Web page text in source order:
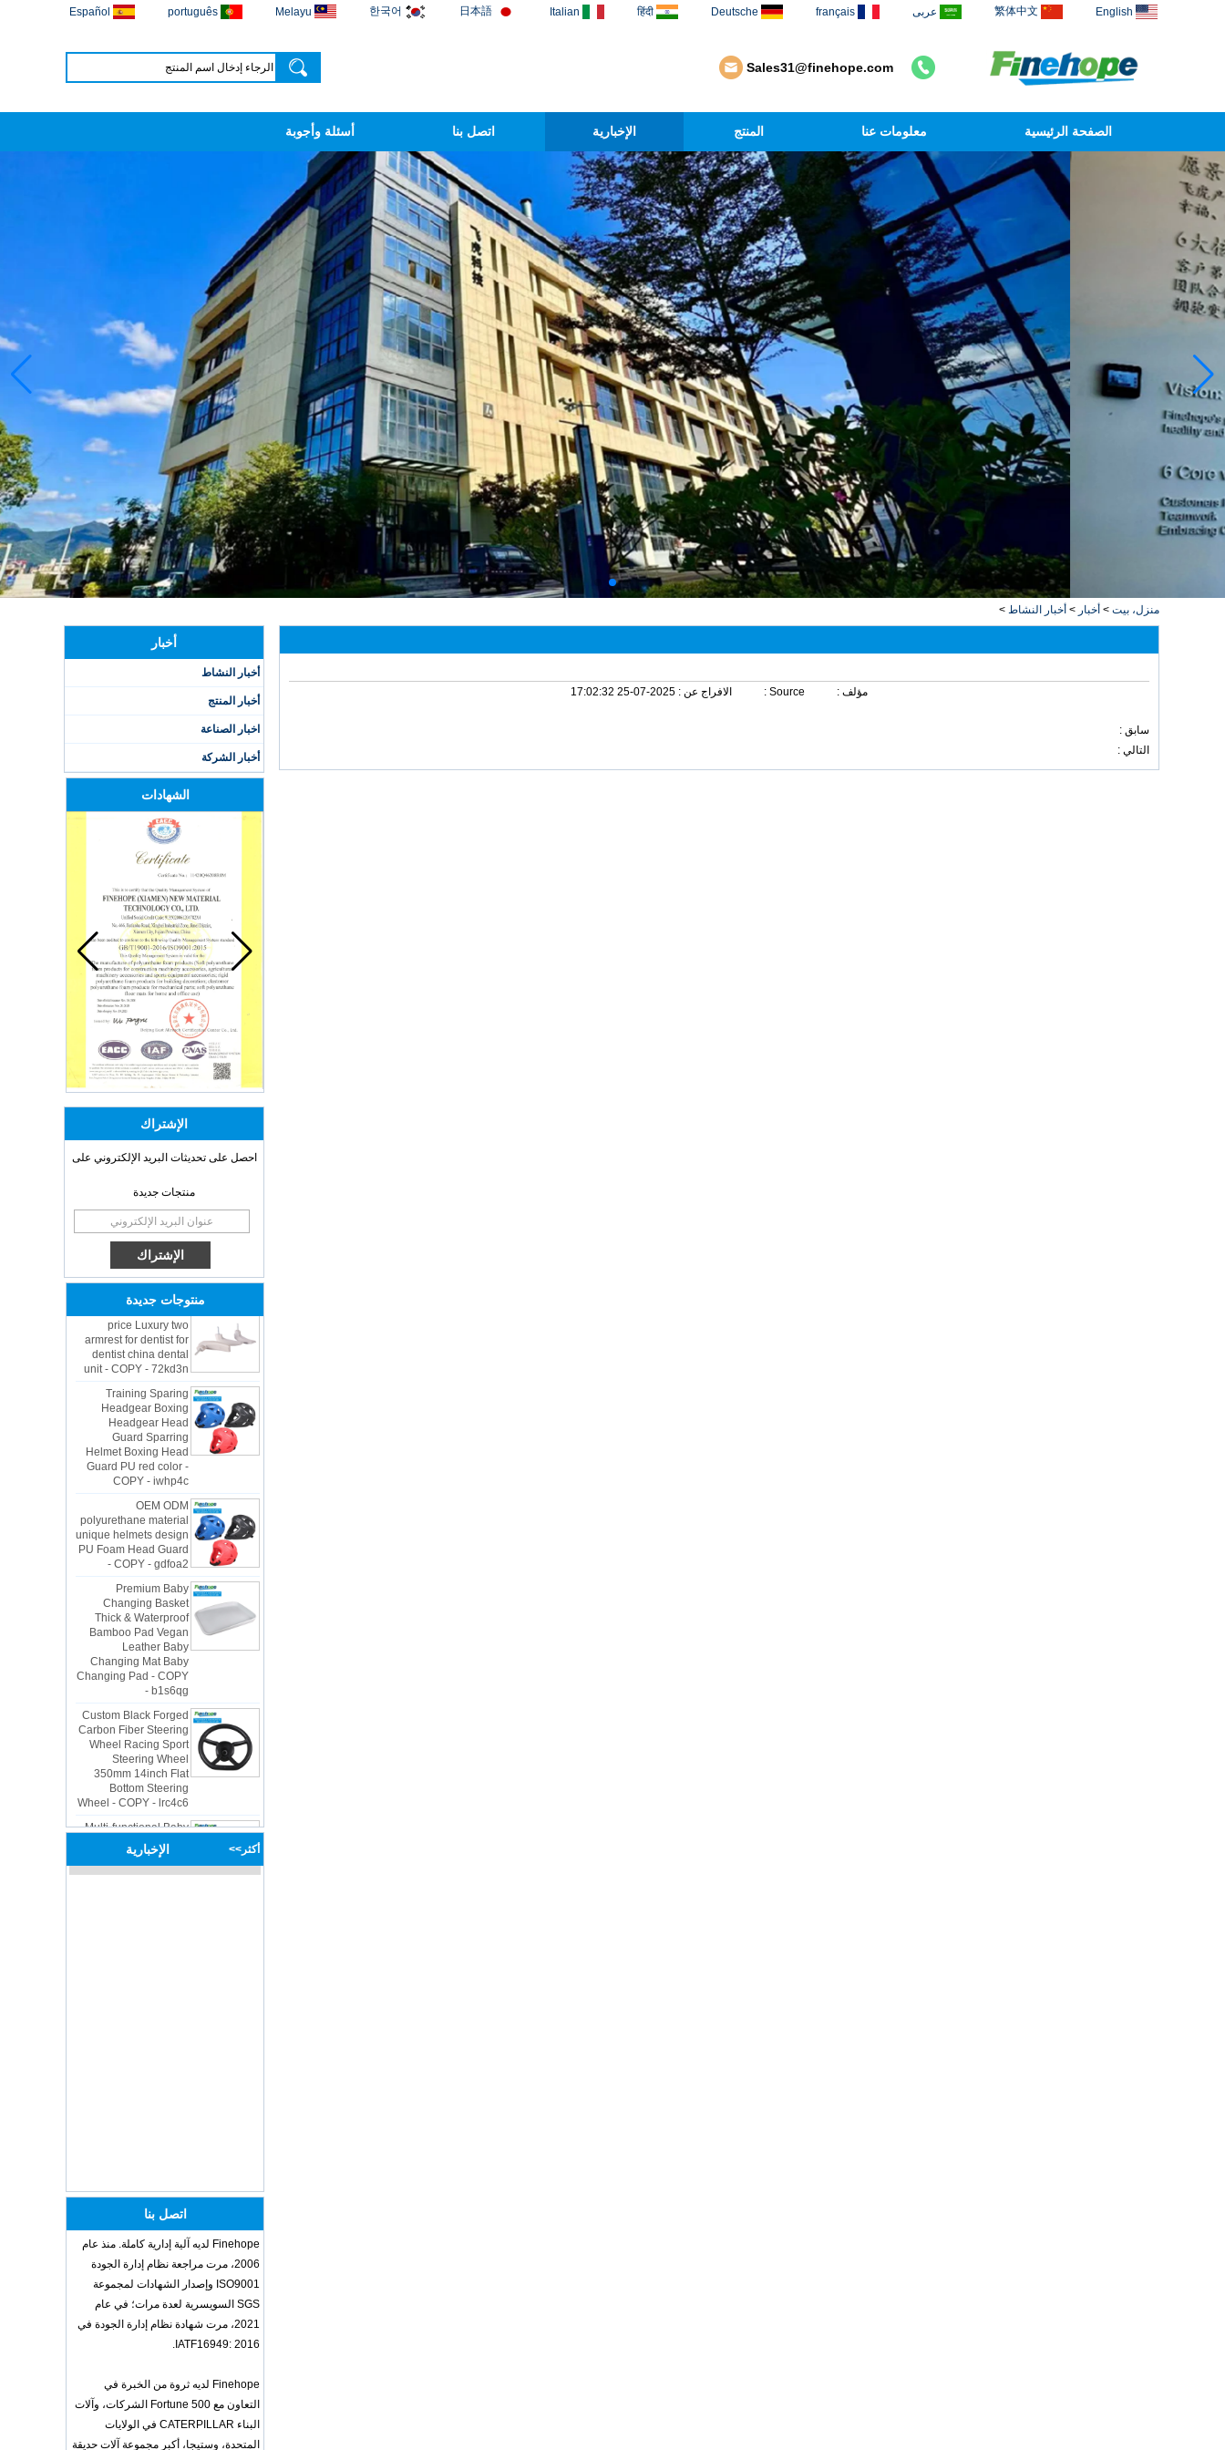
English
繁体中文 عربى français
Deutsche
हिंदी
Italian
日本語
한국어
Melayu
português
Español
Sales31@finehope.com
الصفحة الرئيسية معلومات عنا المنتج الإخبارية اتصل بنا أسئلة وأجوبة
منزل، بيت > أخبار > أخبار النشاط >
أخبار
أخبار النشاط
أخبار المنتج
اخبار الصناعة
أخبار الشركة
الشهادات
الإشتراك
احصل على تحديثات البريد الإلكتروني على
منتجات جديدة
منتوجات جديدة
OEM ODM
polyurethane material
design PU Foam Head
Guard - COPY - sbtssd
High quality factory
price Luxury two
armrest for dentist for
dentist china dental
unit - COPY - 72kd3n
Training Sparing
Headgear Boxing
Headgear Head
Guard Sparring
Helmet Boxing Head
Guard PU red color -
COPY - iwhp4c
OEM ODM
polyurethane material
unique helmets design
PU Foam Head Guard
- COPY - gdfoa2
Premium Baby
Changing Basket
Thick & Waterproof
Bamboo Pad Vegan
Leather Baby
Changing Mat Baby
Changing Pad - COPY
- b1s6qg
Custom Black Forged
Carbon Fiber Steering
Wheel Racing Sport
Steering Wheel
350mm 14inch Flat
Bottom Steering
Wheel - COPY - lrc4c6
Multi-functional Baby
Seat Self Skin Foamed
Floor Seat - COPY -
teg2uo
Headgear Boxing
Headgear Head
Guard Sparring
Helmet Boxing Head
Guard PU red color -
COPY - iwhp4c
OEM ODM
polyurethane material
unique helmets design
PU Foam Head Guard
Premium Baby
Changing Basket
Thick & Waterproof
Bamboo Pad Vegan
Leather Baby
الإخبارية أكثر>>
اتصل بنا
Finehope لديه آلية إدارية كاملة. منذ عام
2006، مرت مراجعة نظام إدارة الجودة
ISO9001 وإصدار الشهادات لمجموعة
SGS السويسرية لعدة مرات؛ في عام
2021، مرت شهادة نظام إدارة الجودة في
IATF16949: 2016.
Finehope لديه ثروة من الخبرة في
التعاون مع Fortune 500 الشركات، وآلات
البناء CATERPILLAR في الولايات
المتحدة، وستيجا، أكبر مجموعة آلات حديقة
مؤلف : Source : الافراج عن : 2025-07-25 17:02:32
سابق :
التالي :